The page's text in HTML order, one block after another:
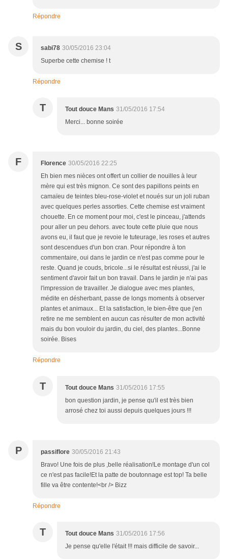
Répondre
S sabi78 30/05/2016 23:04
Superbe cette chemise ! t
Répondre
T Tout douce Mans 31/05/2016 17:54
Merci... bonne soirée
F Florence 30/05/2016 22:25
Eh bien mes nièces ont offert un collier de nouilles à leur
mère qui est très mignon. Ce sont des papillons peints en
camaïeu de teintes bleu-rose-violet et noués sur un joli ruban
avec quelques perles assorties. Cette chemise est vraiment
chouette. En ce moment pour moi, c'est le pinceau, j'attends
pour aller un peu dehors. avec toute cette pluie que nous
avons eu, il faut que je revoie le tuteurage, les roses et autres
sont descendues d'un bon cran. Pour répondre à ton
commentaire, oui dans le jardin ce n'est pas comme pour le
reste. Quand je couds, bricole...si le résultat est réussi, j'ai le
sentiment d'avoir fait un bon travail. Dans le jardin je n'ai pas
l'impression de travailler. Je dialogue avec mes plantes,
médite en désherbant, passe de longs moments à observer
plantes et animaux... Et la satisfaction, le bien-être que j'en
retire ne me semblent en aucun cas résulter de mon activité
mais du bon vouloir du jardin, du ciel, des plantes...Bonne
soirée. Bises
Répondre
T Tout douce Mans 31/05/2016 17:55
bon question jardin, je pense qu'il est très bien
arrosé chez toi aussi depuis quelques jours !!!
P passiflore 30/05/2016 21:43
Bravo! Une fois de plus ,belle réalisation!Le montage d'un col
ce n'est pas facile!Et la patte de boutonnage est top! Ta belle
fille va être contente!<br /> Bizz
Répondre
T Tout douce Mans 31/05/2016 17:56
Je pense qu'elle l'était !!! mais difficile de savoir...